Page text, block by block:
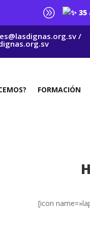
A 35
/
FORMACIÓN
[icon